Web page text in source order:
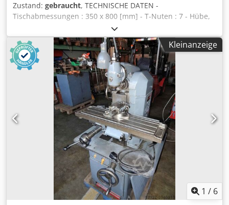
Zustand: gebraucht, TECHNISCHE DATEN -
Tischabmessungen : 350 x 800 [mm] - T-Nuten : 7 - Hübe,
x, y, z : 400, 400, 370 [mm] - Spindel Geschwindigkeit : 50 -
2240 [U/min.] - Eilgang Geschwindigkeit mit Potentiometer
: 0 - 630 [mm/min.] Codpfeuhbxasx Amuorf ZUBEHÖR -
Anzeige 3 Achsen HENDENHAIN - Verhaltungsblech
Kleinanzeige
1 / 6